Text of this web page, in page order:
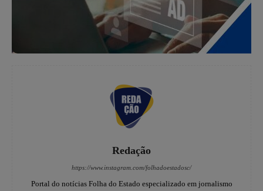
Redação
https://www.instagram.com/folhadoestadosc/
Portal do notícias Folha do Estado especializado em jornalismo